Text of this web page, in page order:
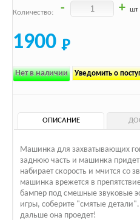
Количество: - + шт
1900
Нет в наличии Уведомить о
ОПИСАНИЕ
Машинка для захватывающих
заднюю часть и машинка
набирает скорость и мчится со
машинка врежется в
бампер под смешные звуковые
игры, соберите "смятые
дальше она проедет!